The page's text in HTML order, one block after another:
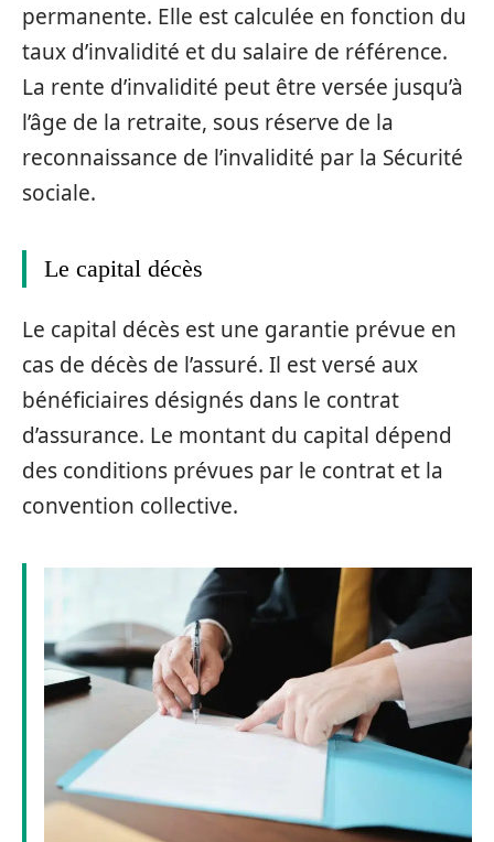
permanente. Elle est calculée en fonction du
taux d’invalidité et du salaire de référence.
La rente d’invalidité peut être versée jusqu’à
l’âge de la retraite, sous réserve de la
reconnaissance de l’invalidité par la Sécurité
sociale.
Le capital décès
Le capital décès est une garantie prévue en
cas de décès de l’assuré. Il est versé aux
bénéficiaires désignés dans le contrat
d’assurance. Le montant du capital dépend
des conditions prévues par le contrat et la
convention collective.